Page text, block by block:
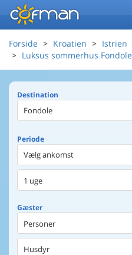
Forside Kroatien Istrien
Luksus sommerhus Fondole
Destination
Periode
Vælg ankomst
1 uge
Gæster
Personer
Husdyr